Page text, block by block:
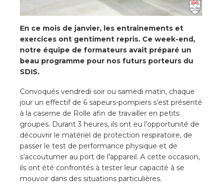
En ce mois de janvier, les entrainements et
exercices ont gentiment repris. Ce week-end,
notre équipe de formateurs avait préparé un
beau programme pour nos futurs porteurs du
SDIS.
Convoqués vendredi soir ou samedi matin, chaque
jour un effectif de 6 sapeurs-pompiers s’est présenté
à la caserne de Rolle afin de travailler en petits
groupes. Durant 3 heures, ils ont eu l’opportunité de
découvrir le matériel de protection respiratoire, de
passer le test de performance physique et de
s’accoutumer au port de l’appareil. A cette occasion,
ils ont été confrontés à tester leur capacité à se
mouvoir dans des situations particulières.